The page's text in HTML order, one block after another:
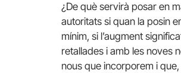
¿De què servirà posar en
autoritats si quan la posin
mínim, si l’augment
retallades i amb les noves
nous que incorporem i